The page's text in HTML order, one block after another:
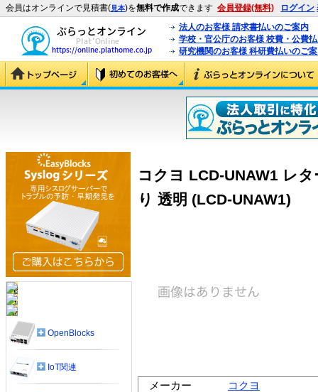
会員はオンラインで見積書(見本)を無料で作成できます 会員登録(無料) ログイン
法人のお客様 請求書払いのご案内
学校・官公庁のお客様 校費・公費
研究機関のお客様 科研費払いのご
コクヨ LCD-UNAW1 レ
り 透明 (LCD-UNAW1)
メーカー
コクヨ
OpenBlocks
IoT関連